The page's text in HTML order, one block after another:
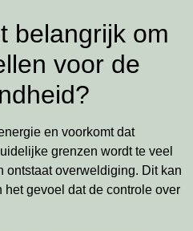
belangrijk om
voor de
en voorkomt dat
grenzen wordt te veel
ontstaat overweldiging. Dit kan
het gevoel dat de controle over